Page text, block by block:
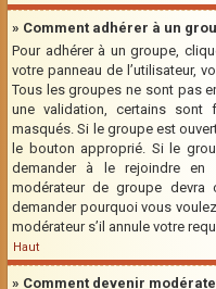
» Comment adhérer à un
Pour adhérer à un groupe,
votre panneau de l’utilisateur,
Tous les groupes ne sont pas
une validation, certains sont
masqués. Si le groupe est
le bouton approprié. Si le
demander à le rejoindre en
modérateur de groupe devra
demander pourquoi vous
modérateur s’il annule votre
Haut
» Comment devenir